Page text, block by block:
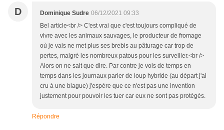
D Dominique Sudre 06/12/2021 09:33
Bel article<br /> C'est vrai que c'est toujours compliqué de
vivre avec les animaux sauvages, le producteur de fromage
où je vais ne met plus ses brebis au pâturage car trop de
pertes, malgré les nombreux patous pour les surveiller.<br />
Alors on ne sait que dire. Par contre je vois de temps en
temps dans les journaux parler de loup hybride (au départ j'ai
cru à une blague) j'espère que ce n'est pas une invention
justement pour pouvoir les tuer car eux ne sont pas protégés.
Répondre